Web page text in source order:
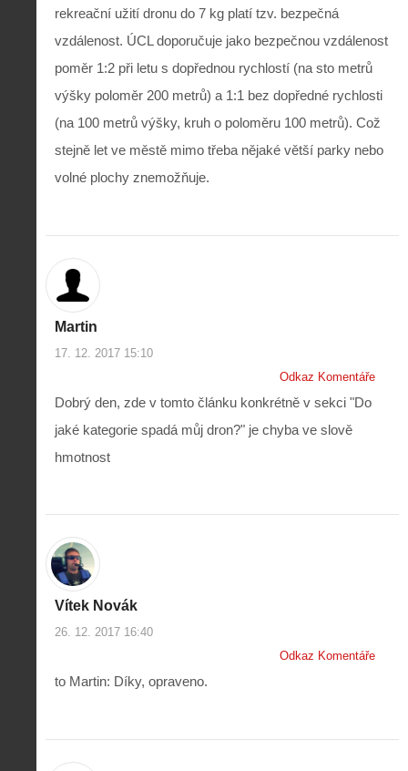
rekreační užití dronu do 7 kg platí tzv. bezpečná
vzdálenost. ÚCL doporučuje jako bezpečnou vzdálenost
poměr 1:2 při letu s dopřednou rychlostí (na sto metrů
výšky poloměr 200 metrů) a 1:1 bez dopředné rychlosti
(na 100 metrů výšky, kruh o poloměru 100 metrů). Což
stejně let ve městě mimo třeba nějaké větší parky nebo
volné plochy znemožňuje.
Martin
17. 12. 2017 15:10
Odkaz Komentáře
Dobrý den, zde v tomto článku konkrétně v sekci "Do
jaké kategorie spadá můj dron?" je chyba ve slově
hmotnost
Vítek Novák
26. 12. 2017 16:40
Odkaz Komentáře
to Martin: Díky, opraveno.